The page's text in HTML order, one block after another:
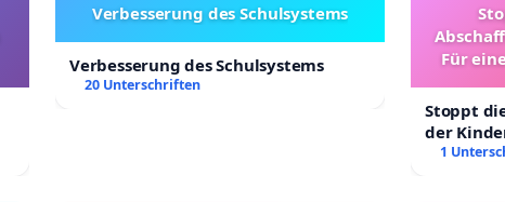
Verbesserung des Schulsystems
Verbesserung des Schulsystems
20 Unterschriften
Für
Stoppt
der
sichere
1